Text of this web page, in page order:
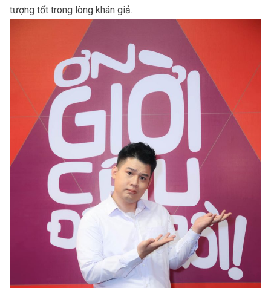
tượng tốt trong lòng khán giả.